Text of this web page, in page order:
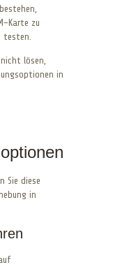
Karte zu
testen.
lösen,
in
Sie diese
in